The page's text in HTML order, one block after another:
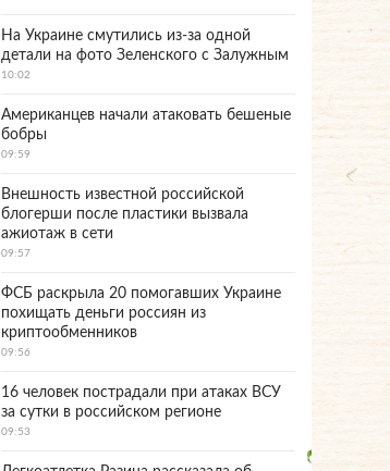
На Украине смутились из-за одной
детали на фото Зеленского с Залужным
10:02
Американцев начали атаковать бешеные
бобры
09:59
Внешность известной российской
блогерши после пластики вызвала
ажиотаж в сети
09:57
ФСБ раскрыла 20 помогавших Украине
похищать деньги россиян из
криптообменников
09:56
16 человек пострадали при атаках ВСУ
за сутки в российском регионе
09:53